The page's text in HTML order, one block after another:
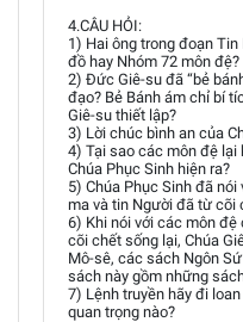
4.CÂU HỎI:
1) Hai ông trong đoạn
đồ hay Nhóm 72 môn đệ?
2) Đức Giê-su đã “bẻ
đạo? Bẻ Bánh ám chỉ bí
Giê-su thiết lập?
3) Lời chúc bình an của
4) Tại sao các môn đệ lại
Chúa Phục Sinh hiện ra?
5) Chúa Phục Sinh đã
ma và tin Người đã từ cõi
6) Khi nói với các môn
cõi chết sống lại, Chúa
Mô-sê, các sách Ngôn
sách này gồm những
7) Lệnh truyền hãy đi
quan trọng nào?